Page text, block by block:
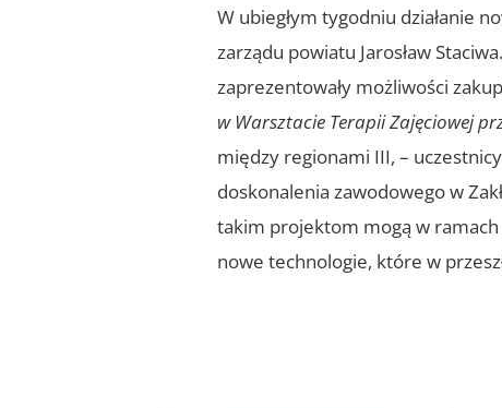
W ubiegłym tygodniu działanie
zarządu powiatu Jarosław
zaprezentowały możliwości
w Warsztacie Terapii Zajęciowej
między regionami III, –
doskonalenia zawodowego w
takim projektom mogą w
nowe technologie, które w